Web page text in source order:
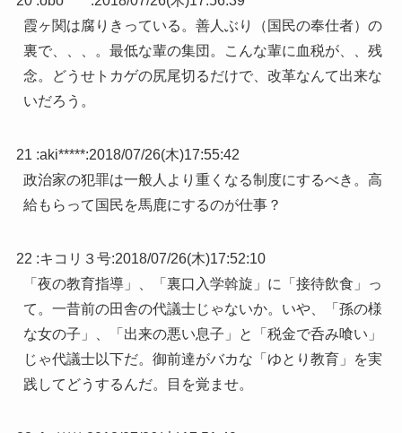
霞ヶ関は腐りきっている。善人ぶり（国民の奉仕者）の
裏で、、、。最低な輩の集団。こんな輩に血税が、、残
念。どうせトカゲの尻尾切るだけで、改革なんて出来な
いだろう。
21 :aki*****:2018/07/26(木)17:55:42
政治家の犯罪は一般人より重くなる制度にするべき。高
給もらって国民を馬鹿にするのが仕事？
22 :キコリ３号:2018/07/26(木)17:52:10
「夜の教育指導」、「裏口入学斡旋」に「接待飲食」っ
て。一昔前の田舎の代議士じゃないか。いや、「孫の様
な女の子」、「出来の悪い息子」と「税金で呑み喰い」
じゃ代議士以下だ。御前達がバカな「ゆとり教育」を実
践してどうするんだ。目を覚ませ。